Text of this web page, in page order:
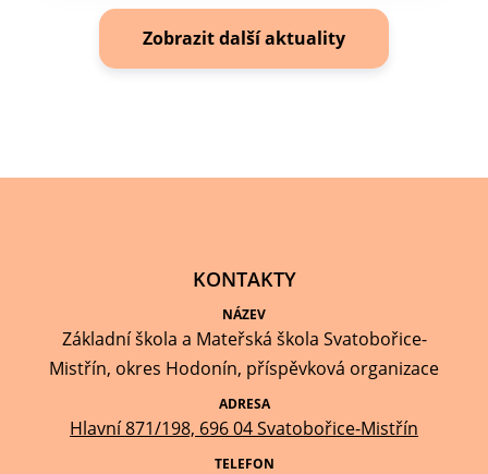
Zobrazit další aktuality
KONTAKTY
NÁZEV
Základní škola a Mateřská škola Svatobořice-
Mistřín, okres Hodonín, příspěvková organizace
ADRESA
Hlavní 871/198, 696 04 Svatobořice-Mistřín
TELEFON